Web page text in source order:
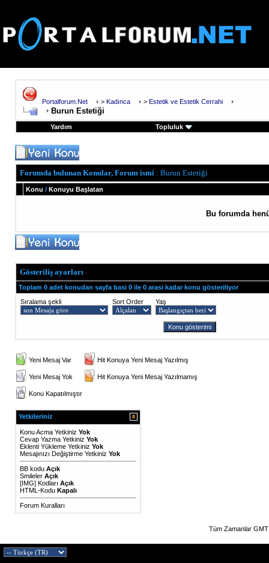
Portalforum.Net > Kadınca > Estetik ve Estetik Cerrahi
Burun Estetiği
Yardım Topluluk
Forumda bulunan Konular, Forum ismi : Burun Estetiği
Konu / Konuyu Başlatan
Bu forumda
Gösteriliş ayarları
Toplam 0 adet konudan sayfa basi 0 ile 0 arasi kadar konu gösteriliyor
Sıralama şekli
Sort Order Yaş
Yeni Mesaj Var Hit Konuya Yeni Mesaj Yazılmış
Yeni Mesaj Yok Hit Konuya Yeni Mesaj Yazılmamış
Konu Kapatılmıştır
Yetkileriniz
Konu Acma Yetkiniz Yok
Cevap Yazma Yetkiniz Yok
Eklenti Yükleme Yetkiniz Yok
Mesajınızı Değiştirme Yetkiniz Yok
BB kodu Açık
Smileler Açık
[IMG] Kodları Açık
HTML-Kodu Kapalı
Forum Kuralları
Tüm Zamanlar